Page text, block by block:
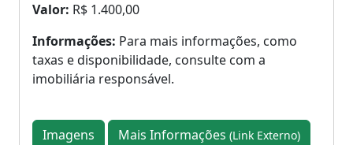
Valor: R$ 1.400,00
Informações: Para mais informações, como
taxas e disponibilidade, consulte com a
imobiliária responsável.
Imagens Mais Informações (Link Externo)